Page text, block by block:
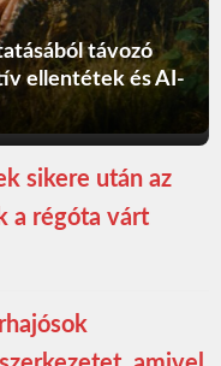
távozó
ellentétek és AI-
sikere után az
a régóta várt